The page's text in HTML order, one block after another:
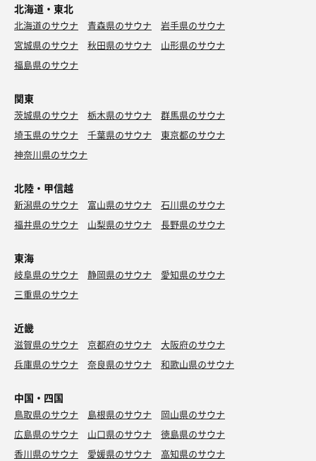
北海道・東北
北海道のサウナ 青森県のサウナ
岩手県のサウナ
宮城県のサウナ
秋田県のサウナ
山形県のサウナ
福島県のサウナ
関東
茨城県のサウナ 栃木県のサウナ
群馬県のサウナ
埼玉県のサウナ
千葉県のサウナ
東京都のサウナ
神奈川県のサウナ
北陸・甲信越
新潟県のサウナ 富山県のサウナ
石川県のサウナ
福井県のサウナ
山梨県のサウナ 長野県のサウナ
東海
岐阜県のサウナ 静岡県のサウナ
愛知県のサウナ
三重県のサウナ
近畿
滋賀県のサウナ 京都府のサウナ
大阪府のサウナ
兵庫県のサウナ
奈良県のサウナ 和歌山県のサウナ
中国・四国
鳥取県のサウナ 島根県のサウナ
岡山県のサウナ
広島県のサウナ
山口県のサウナ
徳島県のサウナ
香川県のサウナ
愛媛県のサウナ 高知県のサウナ